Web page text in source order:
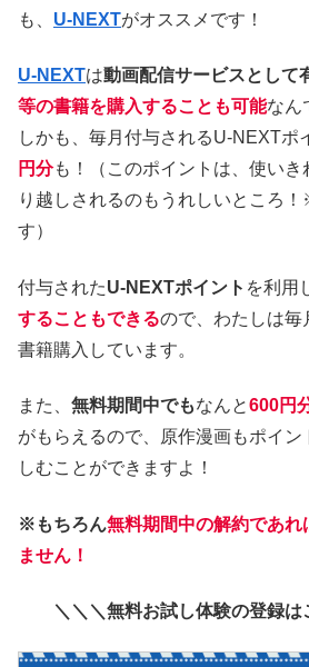
も、 U-NEXTがオススメです！
U-NEXTは動画配信サービスとして
等の書籍を購入することも可能なん
しかも、毎月付与されるU-NEXTポ
円分も！（このポイントは、使い
り越しされるのもうれしいところ
す）
付与されたU-NEXTポイント を利用
することもできるので、わたしは
書籍購入しています。
また、 無料期間中でもなんと600円
がもらえるので、原作漫画もポイ
しむことができますよ！
※もちろん無料期間中の解約であれ
ません！
＼＼＼無料お試し体験の登録は